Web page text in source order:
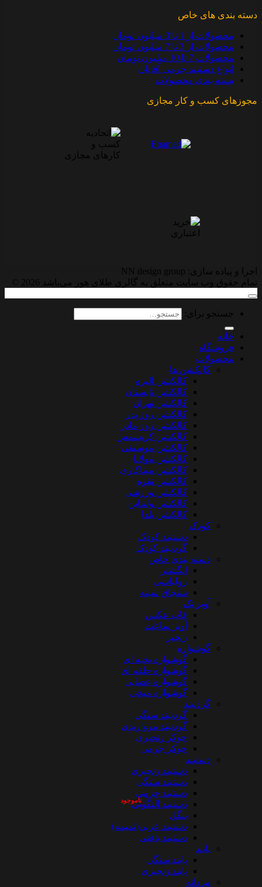
ناموجود
دسته بندی های خاص
محصولات از 1 تا 3 میلیون تومان
محصولات از 3 تا 7 میلیون تومان
محصولات 7 تا 10 میلیون تومان
انواع دستبند چرمی آقایان
بسته بندی محصولات
مجوزهای کسب و کار مجازی
اجرا و پیاده سازی: NN design group
تمام حقوق وب سایت متعلق به گالری طلای هور می‌باشد 2026 ©
جستجو برای:
خانه
فروشگاه
محصولات
کالکشن ها
کالکشن الیزه
کالکشن تابستان
کالکشن تهران
کالکشن روز پدر
کالکشن روز مادر
کالکشن کریسمس
کالکشن موسیقی
کالکشن مولانا
کالکشن میناکاری
کالکشن نقره
کالکشن ورزشی
کالکشن ولنتاین
کالکشن یلدا
کودک
دستبند کودک
گردنبند کودک
دسته بندی خاص
انگشتر
رولباسی
سنجاق سینه
آویز تک
قاب عکس
آویز ساعت
زنجیر
گوشواره
گوشواره بخیه ای
گوشواره حلقه ای
گوشواره عصایی
گوشواره میخی
گردنبند
گردنبند سنگی
گردنبند مرواریدی
چوکر زنجیری
چوکر چرمی
دستبند
دستبند زنجیری
دستبند سنگی
دستبند چرمی
دستبند النگویی
بنگل
دستبند عربی(تمیمه)
دستبند بافتی
پابند
پابند سنگی
پابند زنجیری
مردانه